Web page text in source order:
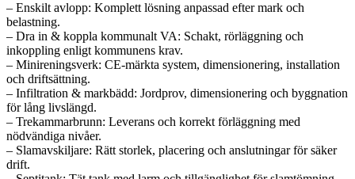
– Enskilt avlopp: Komplett lösning anpassad efter mark och
belastning.
– Dra in & koppla kommunalt VA: Schakt, rörläggning och
inkoppling enligt kommunens krav.
– Minireningsverk: CE-märkta system, dimensionering, installation
och driftsättning.
– Infiltration & markbädd: Jordprov, dimensionering och byggnation
för lång livslängd.
– Trekammarbrunn: Leverans och korrekt förläggning med
nödvändiga nivåer.
– Slamavskiljare: Rätt storlek, placering och anslutningar för säker
drift.